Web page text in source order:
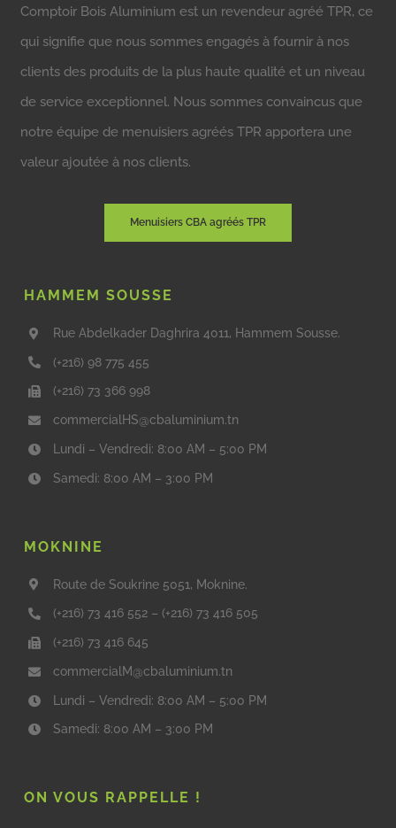
Comptoir Bois Aluminium est un revendeur agréé TPR, ce
qui signifie que nous sommes engagés à fournir à nos
clients des produits de la plus haute qualité et un niveau
de service exceptionnel. Nous sommes convaincus que
notre équipe de menuisiers agréés TPR apportera une
valeur ajoutée à nos clients.
Menuisiers CBA agréés TPR
HAMMEM SOUSSE
Rue Abdelkader Daghrira 4011, Hammem Sousse.
(+216) 98 775 455
(+216) 73 366 998
commercialHS@cbaluminium.tn
Lundi – Vendredi: 8:00 AM – 5:00 PM
Samedi: 8:00 AM – 3:00 PM
MOKNINE
Route de Soukrine 5051, Moknine.
(+216) 73 416 552 – (+216) 73 416 505
(+216) 73 416 645
commercialM@cbaluminium.tn
Lundi – Vendredi: 8:00 AM – 5:00 PM
Samedi: 8:00 AM – 3:00 PM
ON VOUS RAPPELLE !